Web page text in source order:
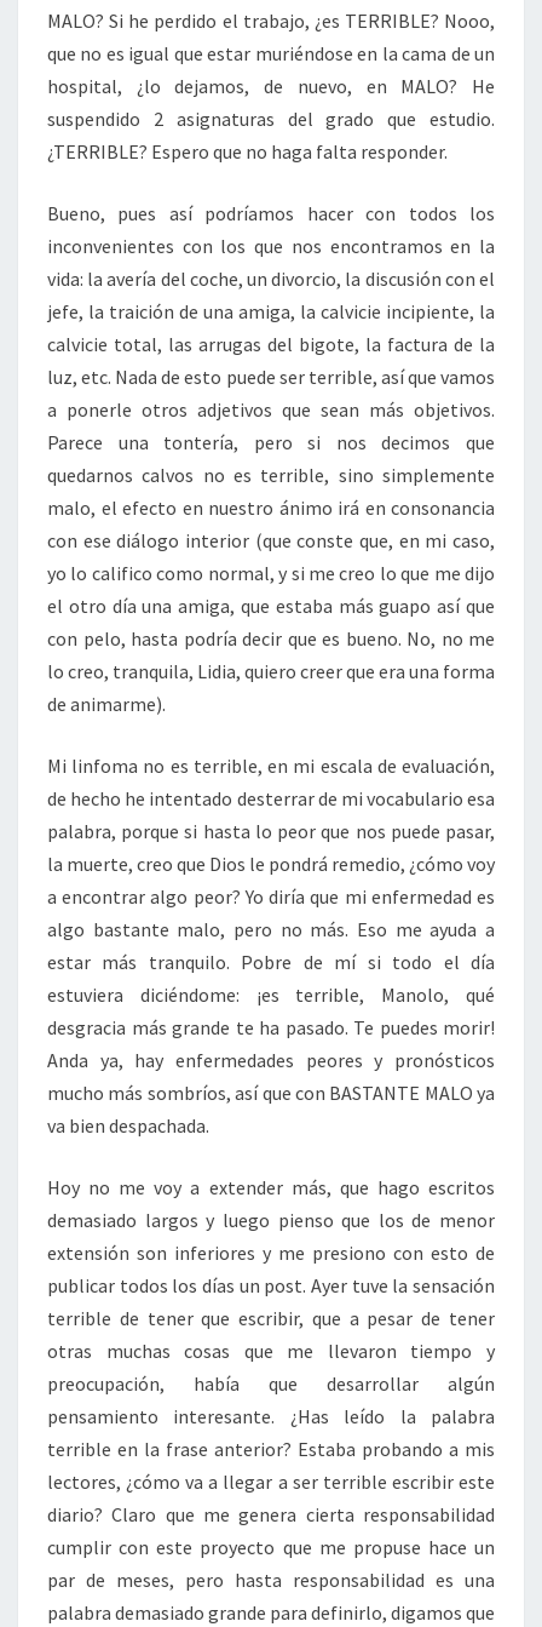
MALO? Si he perdido el trabajo, ¿es TERRIBLE? Nooo,
que no es igual que estar muriéndose en la cama de un
hospital, ¿lo dejamos, de nuevo, en MALO? He
suspendido 2 asignaturas del grado que estudio.
¿TERRIBLE? Espero que no haga falta responder.
Bueno, pues así podríamos hacer con todos los
inconvenientes con los que nos encontramos en la
vida: la avería del coche, un divorcio, la discusión con el
jefe, la traición de una amiga, la calvicie incipiente, la
calvicie total, las arrugas del bigote, la factura de la
luz, etc. Nada de esto puede ser terrible, así que vamos
a ponerle otros adjetivos que sean más objetivos.
Parece una tontería, pero si nos decimos que
quedarnos calvos no es terrible, sino simplemente
malo, el efecto en nuestro ánimo irá en consonancia
con ese diálogo interior (que conste que, en mi caso,
yo lo califico como normal, y si me creo lo que me dijo
el otro día una amiga, que estaba más guapo así que
con pelo, hasta podría decir que es bueno. No, no me
lo creo, tranquila, Lidia, quiero creer que era una forma
de animarme).
Mi linfoma no es terrible, en mi escala de evaluación,
de hecho he intentado desterrar de mi vocabulario esa
palabra, porque si hasta lo peor que nos puede pasar,
la muerte, creo que Dios le pondrá remedio, ¿cómo voy
a encontrar algo peor? Yo diría que mi enfermedad es
algo bastante malo, pero no más. Eso me ayuda a
estar más tranquilo. Pobre de mí si todo el día
estuviera diciéndome: ¡es terrible, Manolo, qué
desgracia más grande te ha pasado. Te puedes morir!
Anda ya, hay enfermedades peores y pronósticos
mucho más sombríos, así que con BASTANTE MALO ya
va bien despachada.
Hoy no me voy a extender más, que hago escritos
demasiado largos y luego pienso que los de menor
extensión son inferiores y me presiono con esto de
publicar todos los días un post. Ayer tuve la sensación
terrible de tener que escribir, que a pesar de tener
otras muchas cosas que me llevaron tiempo y
preocupación, había que desarrollar algún
pensamiento interesante. ¿Has leído la palabra
terrible en la frase anterior? Estaba probando a mis
lectores, ¿cómo va a llegar a ser terrible escribir este
diario? Claro que me genera cierta responsabilidad
cumplir con este proyecto que me propuse hace un
par de meses, pero hasta responsabilidad es una
palabra demasiado grande para definirlo, digamos que